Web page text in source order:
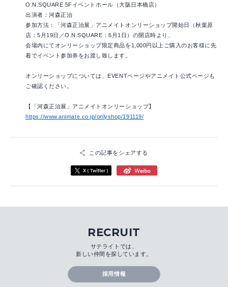
O.N.SQUARE 5Fイベントホール（大阪日本橋店）
出演者：河森正治
参加方法：「河森正治展」アニメイトオンリーショップ開始日（秋葉原
店：5月19日／O.N.SQUARE：6月1日）の開店時より、
会場内にてオンリーショップ限定商品を1,000円以上ご購入のお客様に先
着でイベント参加券をお渡し致します。
オンリーショップについては、EVENTページやアニメイト公式ページも
ご確認ください。
【「河森正治展」アニメイトオンリーショップ】
https://www.animate.co.jp/onlyshop/191119/
この記事をシェアする
RECRUIT
サテライトでは、
新しい仲間を探しています。
採用情報